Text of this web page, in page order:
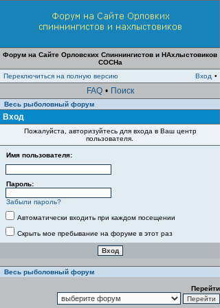
Форум на Сайте Орловских Спиннингистов и НАхлыстовиков
СОСНа
Переключиться на полную версию
Вход •
FAQ • Поиск
Весь рыболовный форум
Вход
Пожалуйста, авторизуйтесь для входа в Ваш центр
пользователя.
Имя пользователя:
Пароль:
Забыли пароль?
Автоматически входить при каждом посещении
Скрыть мое пребывание на форуме в этот раз
Весь рыболовный форум
Перейти